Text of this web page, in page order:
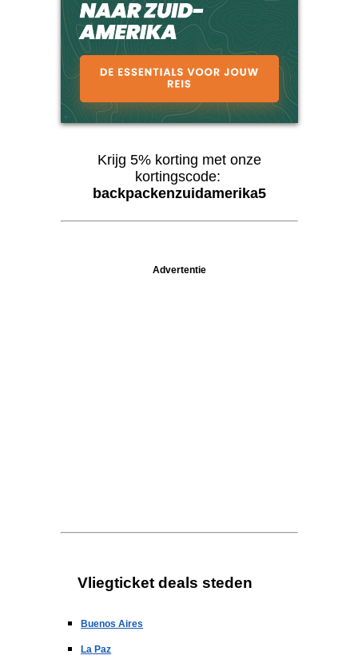
Krijg 5% korting met onze
kortingscode:
backpackenzuidamerika5
Advertentie
Vliegticket deals steden
Buenos Aires
La Paz